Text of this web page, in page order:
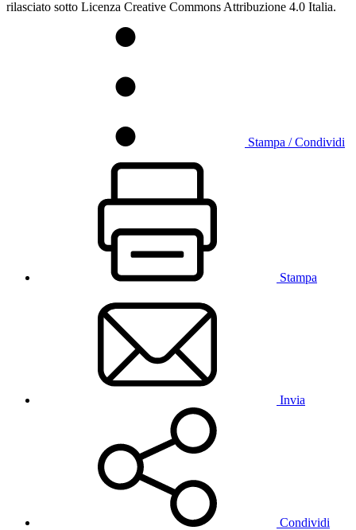
rilasciato sotto Licenza Creative Commons Attribuzione 4.0 Italia.
Stampa / Condividi
Stampa
Invia
Condividi